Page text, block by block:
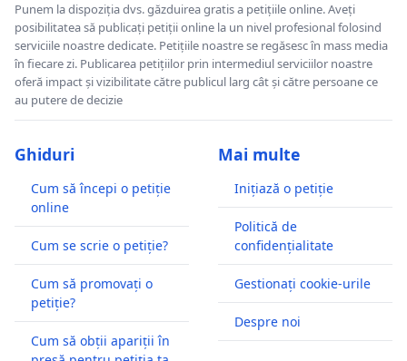
Punem la dispoziția dvs. găzduirea gratis a petițiile online. Aveți
posibilitatea să publicați petiții online la un nivel profesional folosind
serviciile noastre dedicate. Petițiile noastre se regăsesc în mass media
în fiecare zi. Publicarea petițiilor prin intermediul serviciilor noastre
oferă impact și vizibilitate către publicul larg cât și către persoane ce
au putere de decizie
Ghiduri
Cum să începi o petiție
online
Cum se scrie o petiție?
Cum să promovați o
petiție?
Cum să obții apariții în
Mai multe
Inițiază o petiție
Politică de
confidențialitate
Gestionați cookie-urile
Despre noi